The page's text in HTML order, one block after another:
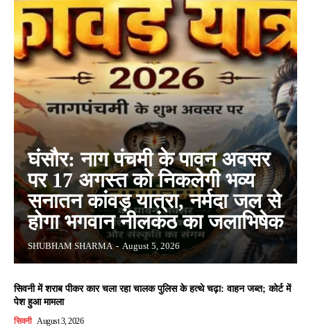
घंसौर: नाग पंचमी के पावन अवसर
पर 17 अगस्त को निकलेगी भव्य
सनातन कांवड़ यात्रा, नर्मदा जल से
होगा भगवान नीलकंठ का जलाभिषेक
SHUBHAM SHARMA - August 5, 2026
सिवनी में शराब पीकर कार चला रहा चालक पुलिस के हत्थे चढ़ा: वाहन जब्त; कोर्ट में
पेश हुआ मामला
सिवनी August 3, 2026